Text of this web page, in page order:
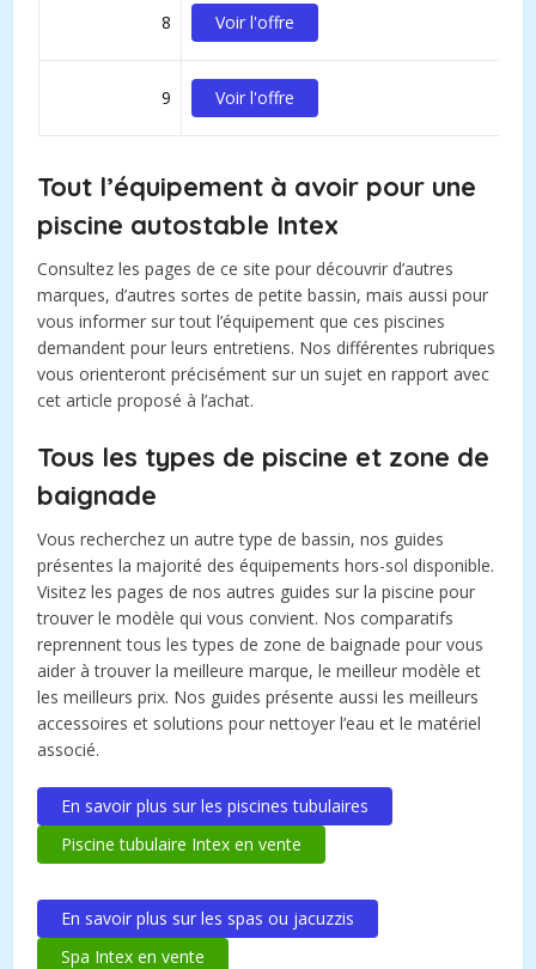
8 Voir l'offre
9 Voir l'offre
Tout l’équipement à avoir pour une
piscine autostable Intex
Consultez les pages de ce site pour découvrir d’autres
marques, d’autres sortes de petite bassin, mais aussi pour
vous informer sur tout l’équipement que ces piscines
demandent pour leurs entretiens. Nos différentes rubriques
vous orienteront précisément sur un sujet en rapport avec
cet article proposé à l’achat.
Tous les types de piscine et zone de
baignade
Vous recherchez un autre type de bassin, nos guides
présentes la majorité des équipements hors-sol disponible.
Visitez les pages de nos autres guides sur la piscine pour
trouver le modèle qui vous convient. Nos comparatifs
reprennent tous les types de zone de baignade pour vous
aider à trouver la meilleure marque, le meilleur modèle et
les meilleurs prix. Nos guides présente aussi les meilleurs
accessoires et solutions pour nettoyer l’eau et le matériel
associé.
En savoir plus sur les piscines tubulaires
Piscine tubulaire Intex en vente
En savoir plus sur les spas ou jacuzzis
Spa Intex en vente